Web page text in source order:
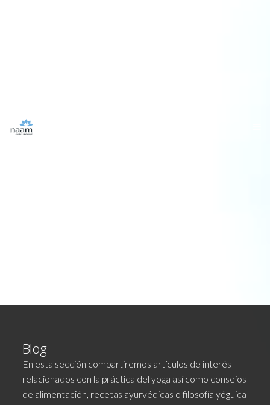
/srv/vhost/centrenaam.com/home/html/rw_common/plugins/stacks/
on line608
Blog
En esta sección compartiremos artículos de interés
relacionados con la práctica del yoga así como consejos
de alimentación, recetas ayurvédicas o filosofía yóguica